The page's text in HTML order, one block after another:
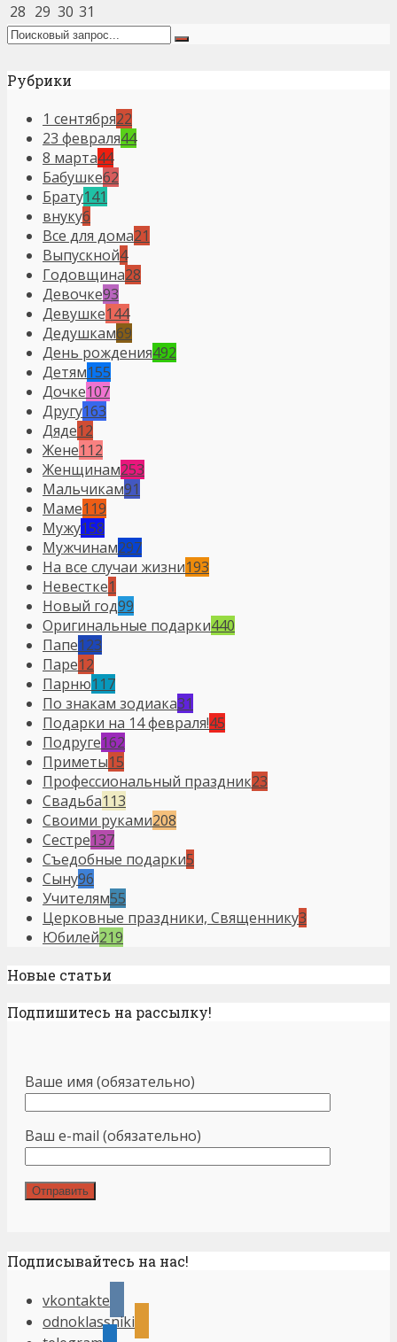
28 29 30 31
Рубрики
1 сентября22
23 февраля44
8 марта44
Бабушке62
Брату141
внуку6
Все для дома21
Выпускной4
Годовщина28
Девочке93
Девушке144
Дедушкам69
День рождения492
Детям155
Дочке107
Другу163
Дяде12
Жене112
Женщинам253
Мальчикам91
Маме119
Мужу158
Мужчинам297
На все случаи жизни193
Невестке1
Новый год99
Оригинальные подарки440
Папе123
Паре12
Парню117
По знакам зодиака31
Подарки на 14 февраля!45
Подруге162
Приметы15
Профессиональный праздник23
Свадьба113
Своими руками208
Сестре137
Съедобные подарки5
Сыну96
Учителям55
Церковные праздники, Священнику3
Юбилей219
Новые статьи
Подпишитесь на рассылку!
Ваше имя (обязательно)
Ваш e-mail (обязательно)
Подписывайтесь на нас!
vkontakte
odnoklassniki